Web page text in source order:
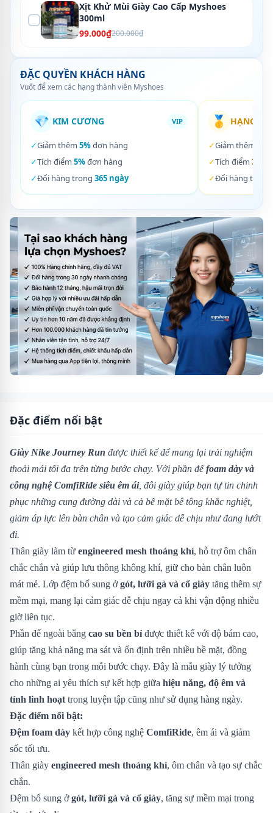
Xịt Khử Mùi Giày Cao Cấp Myshoes
300ml
99.000₫200.000₫
ĐẶC QUYỀN KHÁCH HÀNG
Vuốt để xem các hạng thành viên Myshoes
💎 KIM CƯƠNG VIP
✓Giảm thêm 5%đơn hàng
✓Tích điểm 5%đơn hàng
✓Đổi hàng trong 365 ngày
🥇 HẠNG
✓Giảm thêm
✓Tích điểm 3%
✓Đổi hàng trong
Đặc điểm nổi bật
Giày Nike Journey Run được thiết kế để mang lại trải nghiệm
thoải mái tối đa trên từng bước chạy. Với phần đếfoam dày và
công nghệ ComfiRide siêu êm ái, đôi giày giúp bạn tự tin chinh
phục những cung đường dài và cả bề mặt bê tông khắc nghiệt,
giảm áp lực lên bàn chân và tạo cảm giác dễ chịu như đang lướt
đi.
Thân giày làm từ engineered mesh thoáng khí, hỗ trợ ôm chân
chắc chắn và giúp lưu thông không khí, giữ cho bàn chân luôn
mát mẻ. Lớp đệm bổ sung ởgót, lưỡi gà và cổ giày tăng thêm sự
mềm mại, mang lại cảm giác dễ chịu ngay cả khi vận động nhiều
giờ liên tục.
Phần đế ngoài bằng cao su bền bỉ được thiết kế với độ bám cao,
giúp tăng khả năng ma sát và ổn định trên nhiều bề mặt, đồng
hành cùng bạn trong mỗi bước chạy. Đây là mẫu giày lý tưởng
cho những ai yêu thích sự kết hợp giữa hiệu năng, độ êm và
tính linh hoạt trong luyện tập cũng như sử dụng hàng ngày.
Đặc điểm nổi bật:
Đệm foam dày kết hợp công nghệ ComfiRide, êm ái và giảm
sốc tối ưu.
Thân giày engineered mesh thoáng khí, ôm chân và tạo sự chắc
chắn.
Đệm bổ sung ởgót, lưỡi gà và cổ giày, tăng sự mềm mại trong